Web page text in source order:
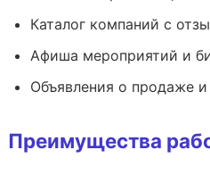
Каталог компаний с
Афиша мероприятий и
Объявления о продаже и
Преимущества